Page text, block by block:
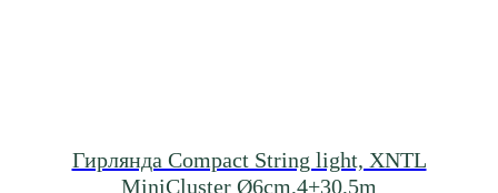
Гирлянда Compact String light, XNTL
MiniCluster Ø6cm,4+30,5m